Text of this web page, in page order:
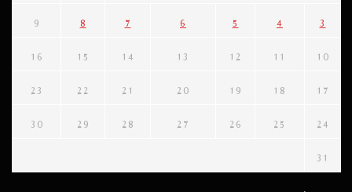
3
4
5
6
7
8
9
10
11
12
13
14
15
16
17
18
19
20
21
22
23
24
25
26
27
28
29
30
31